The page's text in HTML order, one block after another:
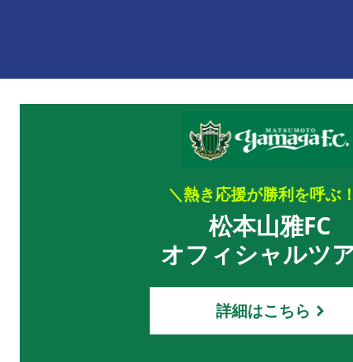
＼熱き応援が勝利を呼ぶ
松本山雅FC
オフィシャルツ
詳細はこちら